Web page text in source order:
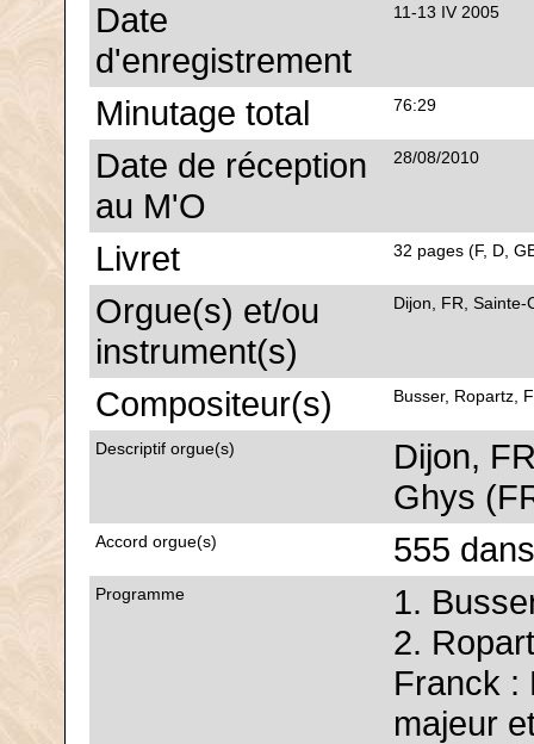
Date
d'enregistrement
11-13 IV 2005
Minutage total 76:29
Date de réception
au M'O
28/08/2010
Livret 32 pages (F, D,
Orgue(s) et/ou
instrument(s)
Dijon, FR, Sainte-
Compositeur(s) Busser, Ropartz,
Descriptif orgue(s)
Dijon,
Ghys
Accord orgue(s) 555
Programme
1.
2.
Franck :
majeur